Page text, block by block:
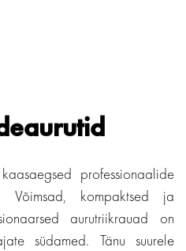
professionaalide
kompaktsed ja
aurutriikrauad on
südamed. Tänu suurele